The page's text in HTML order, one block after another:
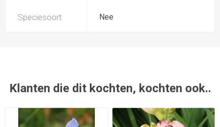
Speciesoort Nee
Klanten die dit kochten, kochten ook..